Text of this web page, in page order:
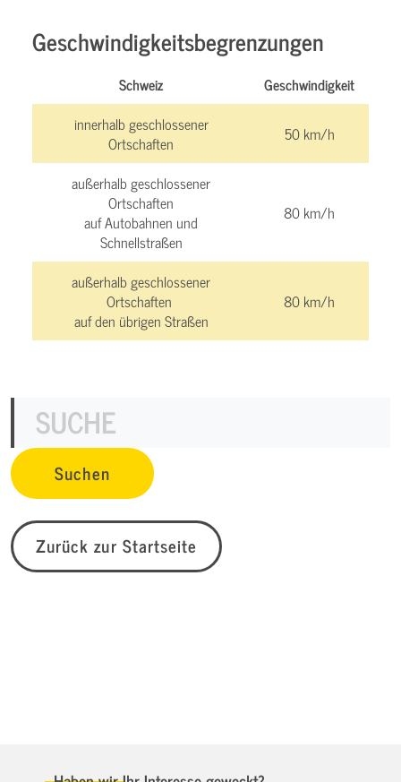
Geschwindigkeitsbegrenzungen
Schweiz
Geschwindigkeit
innerhalb geschlossener
Ortschaften
50 km/h
außerhalb geschlossener
Ortschaften
auf Autobahnen und
Schnellstraßen
80 km/h
außerhalb geschlossener
Ortschaften
auf den übrigen Straßen
80 km/h
Zurück zur Startseite